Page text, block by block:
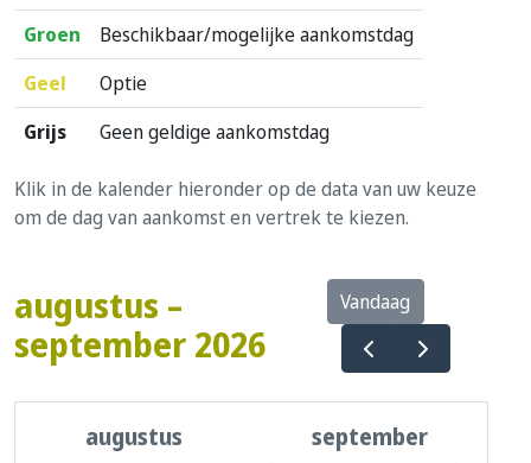
Groen
Beschikbaar/mogelijke aankomstdag
Geel
Optie
Grijs
Geen geldige aankomstdag
Klik in de kalender hieronder op de data van uw keuze
om de dag van aankomst en vertrek te kiezen.
augustus –
september 2026
Vandaag
augustus september